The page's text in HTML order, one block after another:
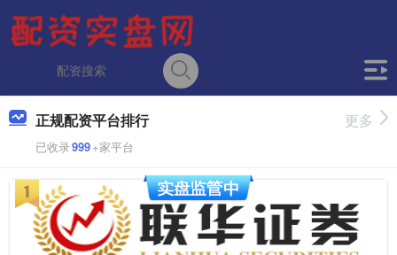
正规配资平台排行
已收录999+家平台
更多